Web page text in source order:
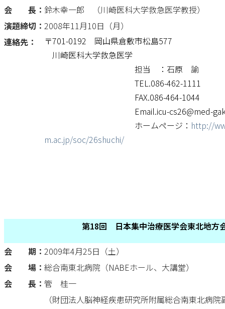
会 長： 鈴木幸一郎 （川崎医科大学救急医学教授）
演題締切： 2008年11月10日（月）
連絡先：
〒701-0192 岡山県倉敷市松島577
川崎医科大学救急医学
担当 ：石原 諭
TEL.086-462-1111
FAX.086-464-1044
Email.icu-cs26@med-
ホームページ： http://
m.ac.jp/soc/26shuchi/
第18回 日本集中治療医学会東北地方
会 期： 2009年4月25日（土）
会 場： 総合南東北病院（NABEホール、大講堂）
会 長： 管 桂一
（財団法人脳神経疾患研究所附属総合南東北病